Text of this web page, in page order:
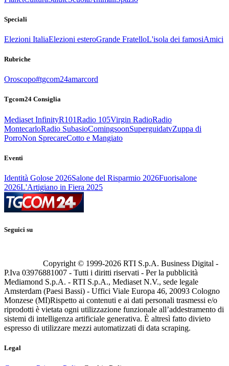
Speciali
Elezioni ItaliaElezioni esteroGrande FratelloL'isola dei famosiAmici
Rubriche
Oroscopo#tgcom24amarcord
Tgcom24 Consiglia
Mediaset InfinityR101Radio 105Virgin RadioRadio
MontecarloRadio SubasioComingsoonSuperguidatvZuppa di
PorroNon SprecareCotto e Mangiato
Eventi
Identità Golose 2026Salone del Risparmio 2026Fuorisalone
2026L'Artigiano in Fiera 2025
Seguici su
Copyright © 1999-2026 RTI S.p.A. Business Digital -
P.Iva 03976881007 - Tutti i diritti riservati - Per la pubblicità
Mediamond S.p.A. - RTI S.p.A., Mediaset N.V., sede legale
Amsterdam (Paesi Bassi) - Uffici Viale Europa 46, 20093 Cologno
Monzese (MI)Rispetto ai contenuti e ai dati personali trasmessi e/o
riprodotti è vietata ogni utilizzazione funzionale all’addestramento di
sistemi di intelligenza artificiale generativa. È altresì fatto divieto
espresso di utilizzare mezzi automatizzati di data scraping.
Legal